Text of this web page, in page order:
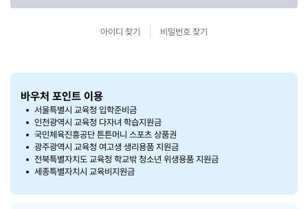
아이디 찾기 비밀번호 찾기
바우처 포인트 이용
서울특별시 교육청 입학준비금
인천광역시 교육청 다자녀 학습지원금
국민체육진흥공단 튼튼머니 스포츠 상품권
광주광역시 교육청 여고생 생리용품 지원금
전북특별자치도 교육청 학교밖 청소년 위생용품 지원금
세종특별자치시 교육비지원금